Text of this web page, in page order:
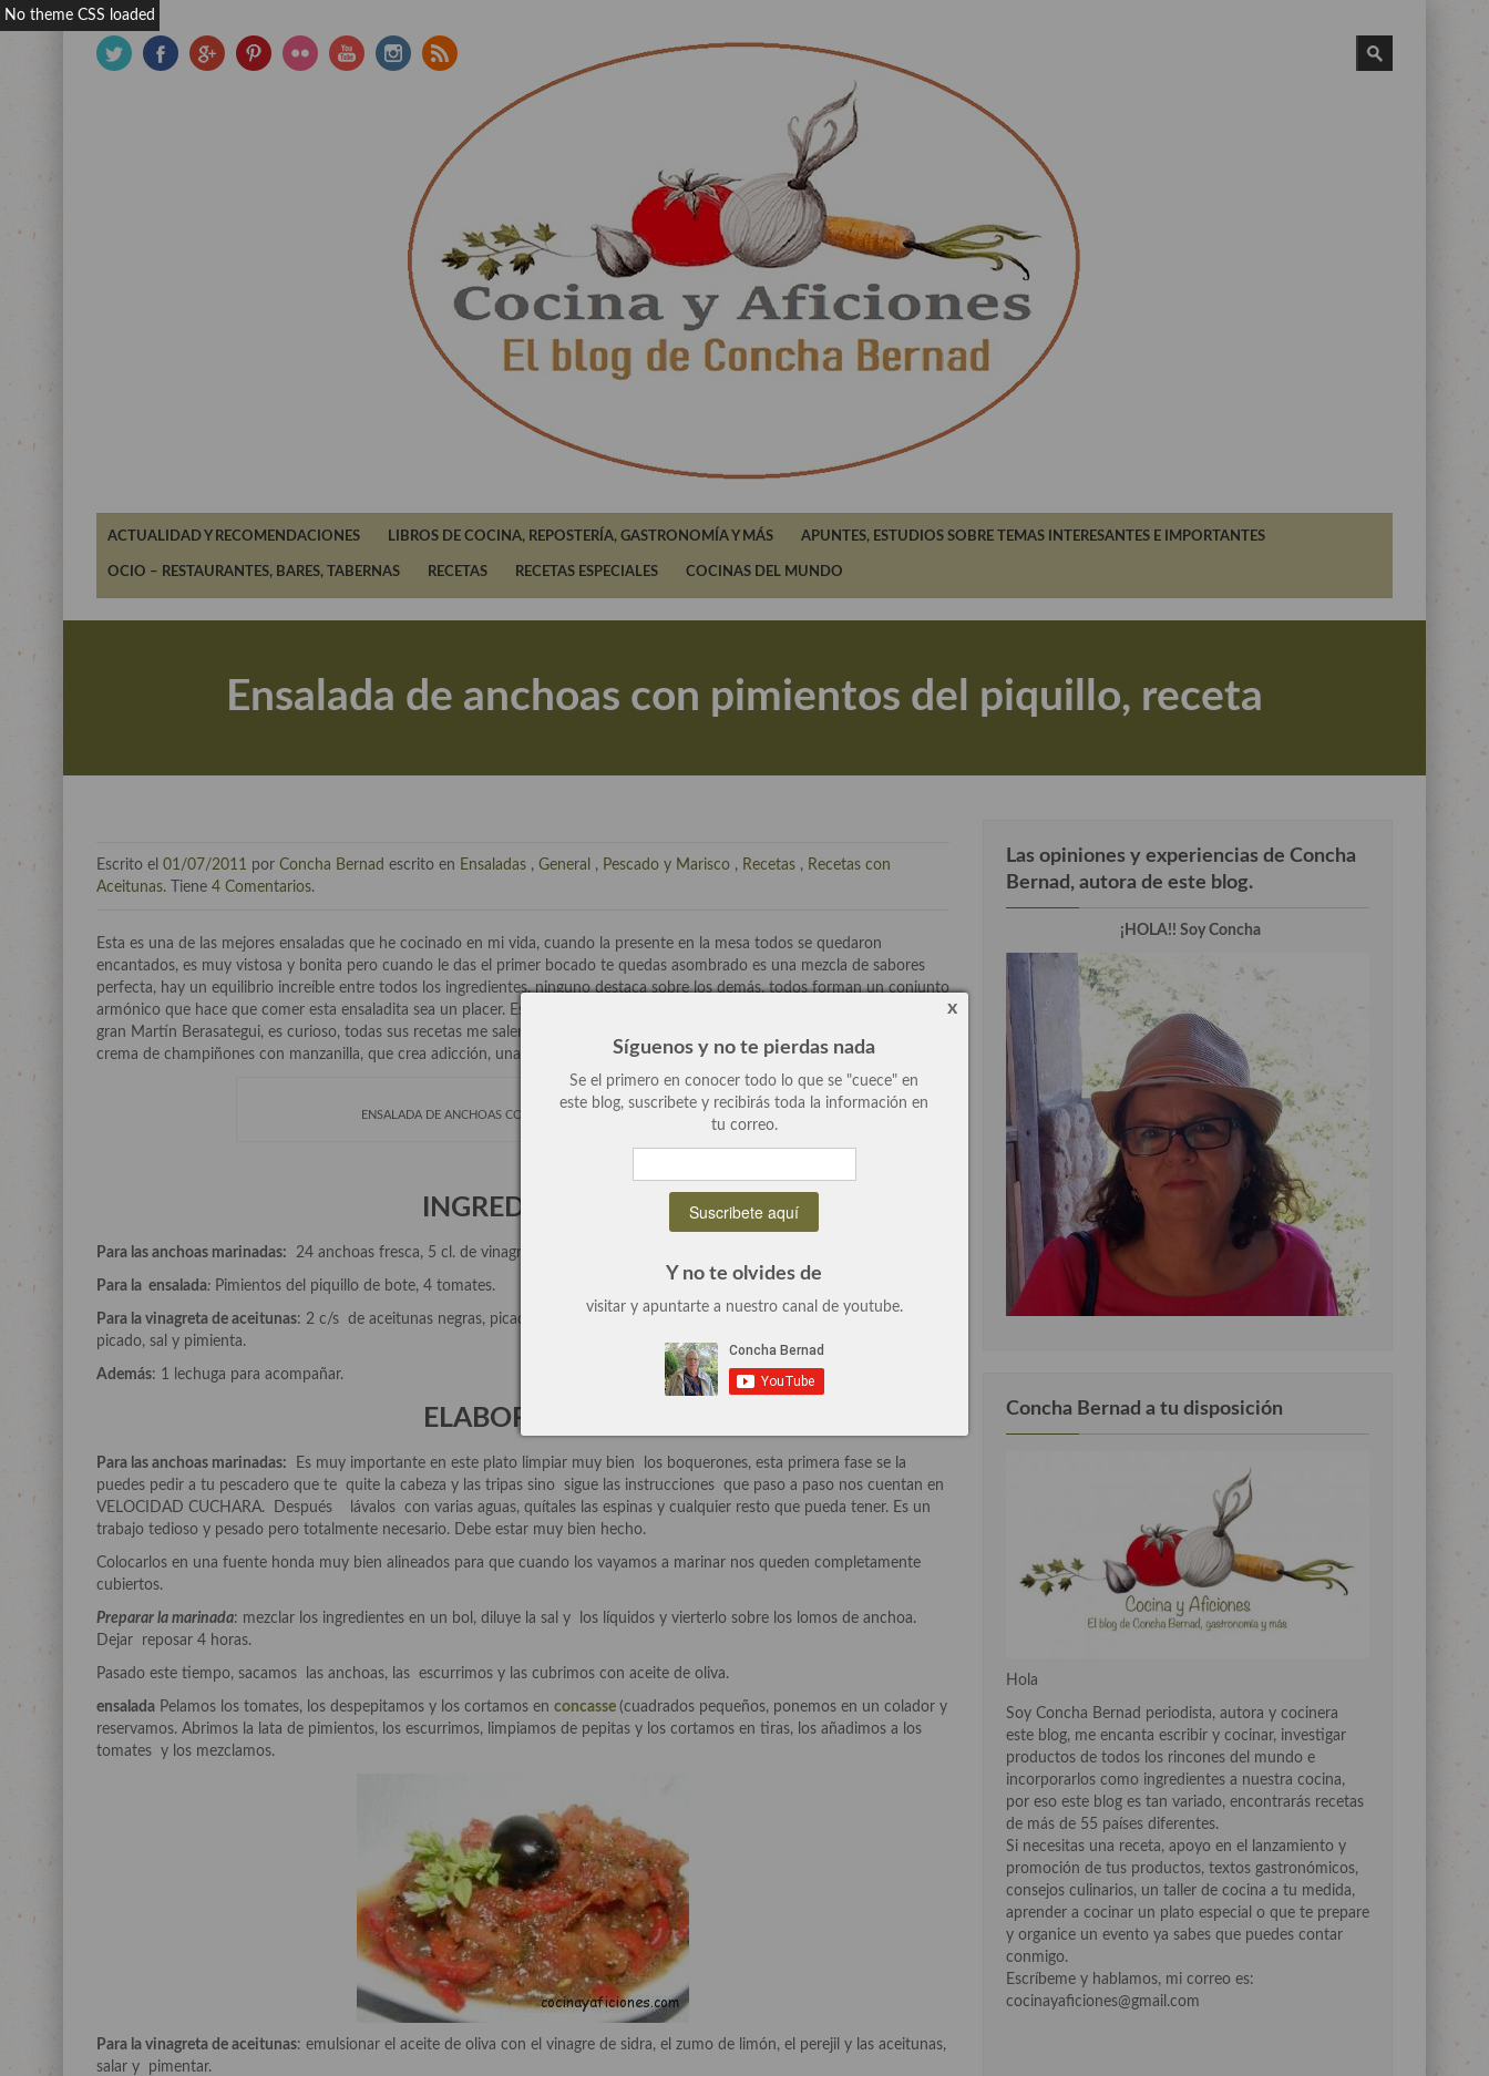
ACTUALIDAD Y RECOMENDACIONES LIBROS DE COCINA, REPOSTERÍA, GASTRONOMÍA Y MÁS APUNTES, ESTUDIOS SOBRE TEMAS INTERESANTES E IMPORTANTES
OCIO – RESTAURANTES, BARES, TABERNAS RECETAS RECETAS ESPECIALES COCINAS DEL MUNDO
Ensalada de anchoas con pimientos del piquillo, receta
Escrito el 01/07/2011 por Concha Bernad escrito en Ensaladas , General , Pescado y Marisco , Recetas , Recetas con
Aceitunas. Tiene 4 Comentarios.
Esta es una de las mejores ensaladas que he cocinado en mi vida, cuando la presente en la mesa todos se quedaron
encantados, es muy vistosa y bonita pero cuando le das el primer bocado te quedas asombrado es una mezcla de sabores
perfecta, hay un equilibrio increíble entre todos los ingredientes, ninguno destaca sobre los demás, todos forman un conjunto
armónico que hace que comer esta ensaladita sea un placer. Esta claro de quien es la receta de mi MAESTRO preferido, el
gran Martín Berasategui, es curioso, todas sus recetas me salen perfectas y ya tengo muchas. Esta es, junto con la Receta de
crema de champiñones con manzanilla, que crea adicción, una de las mejores. Es un poco trabajosa pero vale la pena.
ENSALADA DE ANCHOAS CON PIMIENTOS DEL PIQUILLO
INGREDIENTES:
Para las anchoas marinadas: 24 anchoas fresca, 5 cl. de vinagre de sidra, 3 cl. de agua, 100 gr. Sal fina
Para la ensalada: Pimientos del piquillo de bote, 4 tomates.
Para la vinagreta de aceitunas: 2 c/s de aceitunas negras, picadas, 2 c/s de zumo de limón, 3 c/s de aceite, 1 c/c de perejil
picado, sal y pimienta.
Además: 1 lechuga para acompañar.
ELABORACIÓN:
Para las anchoas marinadas: Es muy importante en este plato limpiar muy bien los boquerones, esta primera fase se la
puedes pedir a tu pescadero que te quite la cabeza y las tripas sino sigue las instrucciones que paso a paso nos cuentan en
VELOCIDAD CUCHARA. Después lávalos con varias aguas, quítales las espinas y cualquier resto que pueda tener. Es un
trabajo tedioso y pesado pero totalmente necesario. Debe estar muy bien hecho.
Colocarlos en una fuente honda muy bien alineados para que cuando los vayamos a marinar nos queden completamente
cubiertos.
Preparar la marinada: mezclar los ingredientes en un bol, diluye la sal y los líquidos y vierterlo sobre los lomos de anchoa.
Dejar reposar 4 horas.
Pasado este tiempo, sacamos las anchoas, las escurrimos y las cubrimos con aceite de oliva.
ensalada Pelamos los tomates, los despepitamos y los cortamos en concasse (cuadrados pequeños, ponemos en un colador y
reservamos. Abrimos la lata de pimientos, los escurrimos, limpiamos de pepitas y los cortamos en tiras, los añadimos a los
tomates y los mezclamos.
Para la vinagreta de aceitunas: emulsionar el aceite de oliva con el vinagre de sidra, el zumo de limón, el perejil y las aceitunas,
salar y pimentar.
Las opiniones y experiencias de Concha
Bernad, autora de este blog.
¡HOLA!! Soy Concha
Concha Bernad a tu disposición
Hola
Soy Concha Bernad periodista, autora y cocinera
este blog, me encanta escribir y cocinar, investigar
productos de todos los rincones del mundo e
incorporarlos como ingredientes a nuestra cocina,
por eso este blog es tan variado, encontrarás recetas
de más de 55 países diferentes.
Si necesitas una receta, apoyo en el lanzamiento y
promoción de tus productos, textos gastronómicos,
consejos culinarios, un taller de cocina a tu medida,
aprender a cocinar un plato especial o que te prepare
y organice un evento ya sabes que puedes contar
conmigo.
Escríbeme y hablamos, mi correo es:
cocinayaficiones@gmail.com
x
Síguenos y no te pierdas nada
Se el primero en conocer todo lo que se "cuece" en
este blog, suscribete y recibirás toda la información en
tu correo.
Y no te olvides de
visitar y apuntarte a nuestro canal de youtube.
No theme CSS loaded